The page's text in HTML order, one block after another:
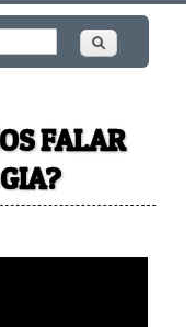
Buscar
FALAR